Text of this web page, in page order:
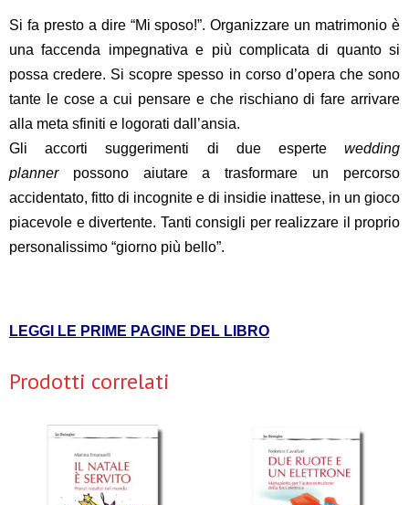
Si fa presto a dire “Mi sposo!”. Organizzare un matrimonio è
una faccenda impegnativa e più complicata di quanto si
possa credere. Si scopre spesso in corso d’opera che sono
tante le cose a cui pensare e che rischiano di fare arrivare
alla meta sfiniti e logorati dall’ansia.
Gli accorti suggerimenti di due esperte wedding
plannerpossono aiutare a trasformare un percorso
accidentato, fitto di incognite e di insidie inattese, in un gioco
piacevole e divertente. Tanti consigli per realizzare il proprio
personalissimo “giorno più bello”.
LEGGI LE PRIME PAGINE DEL LIBRO
Prodotti correlati